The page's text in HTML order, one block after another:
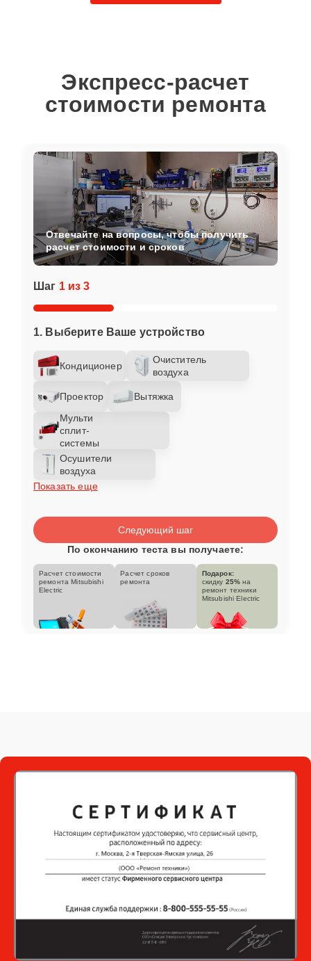
Экспресс-расчет
стоимости ремонта
Шаг 1 из 3
1. Выберите Ваше устройство
Кондиционер
Очиститель
воздуха
Проектор
Вытяжка
Мульти
сплит-
системы
Осушители
воздуха
Показать еще
Отвечайте на вопросы, чтобы получить
расчет стоимости и сроков
Следующий шаг
По окончанию теста вы получаете:
Расчет стоимости
ремонта Mitsubishi
Electric
Расчет сроков
ремонта
Подарок:
скидку 25% на
ремонт техники
Mitsubishi Electric